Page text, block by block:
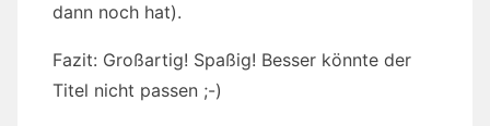
dann noch hat).
Fazit: Großartig! Spaßig! Besser könnte der
Titel nicht passen ;-)